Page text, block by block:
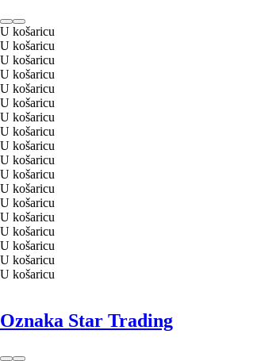
U košaricu
U košaricu
U košaricu
U košaricu
U košaricu
U košaricu
U košaricu
U košaricu
U košaricu
U košaricu
U košaricu
U košaricu
U košaricu
U košaricu
U košaricu
U košaricu
U košaricu
U košaricu
Oznaka Star Trading